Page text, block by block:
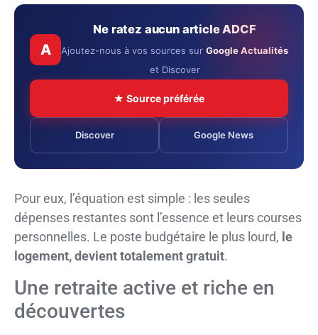
A
Ne ratez aucun article ADCF
Ajoutez-nous à vos sources sur Google Actualités
et Discover
★ Source préférée
Discover Google News
Pour eux, l’équation est simple : les seules
dépenses restantes sont l’essence et leurs courses
personnelles. Le poste budgétaire le plus lourd, le
logement, devient totalement gratuit.
Une retraite active et riche en
découvertes